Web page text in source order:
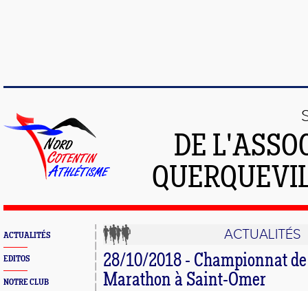
DE
ACTUALITÉS
EDITOS
NOTRE CLUB
ACTUALITÉS
28/10/2018 - Championnat
Marathon à Saint-Omer